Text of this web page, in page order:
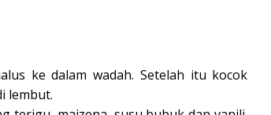
ke dalam wadah. Setelah itu kocok
lembut.